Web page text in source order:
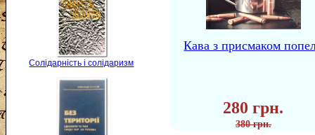
Солідарність і солідаризм
Кава з присмаком
280 грн.
380 грн.